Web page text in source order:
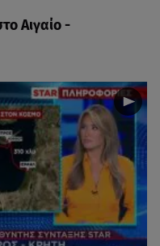
Αιγαίο -